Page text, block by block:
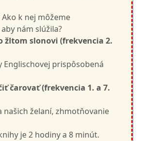
Ako k nej môžeme
nám slúžila?
žltom slonovi (frekvencia 2.
Englischovej prispôsobená
čarovať (frekvencia 1. a 7.
našich želaní, zhmotňovanie
je 2 hodiny a 8 minút.